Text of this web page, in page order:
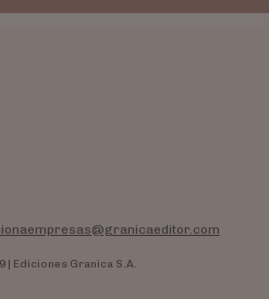
| Ediciones Granica S.A.